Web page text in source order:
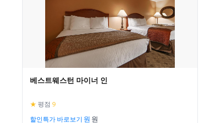
베스트웨스턴 마이너 인
★ 평점 9
할인특가 바로보기